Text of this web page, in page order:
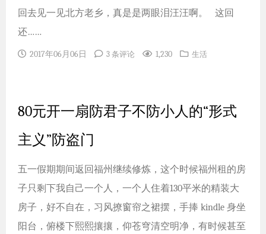
回去见一见北方老乡，真是是两眼泪汪汪啊。 这回
还……
2017年06月06日 3 条评论 1,230 生活
80元开一扇防君子不防小人的“形式
主义”防盗门
五一假期期间返回福州继续修炼，这个时候福州租的房
子只剩下我自己一个人，一个人住着130平米的精装大
房子，好不自在，习风撩窗帘之裙摆，手捧 kindle 身坐
阳台，俯楼下熙熙攘攘，仰苍穹清空明净，有时候甚至